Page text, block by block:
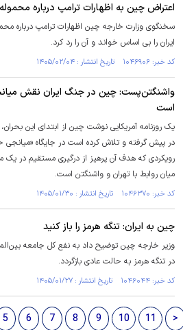
اعتراض چین به اظهارات ترامپ درباره
سخنگوی وزارت خارجه چین اظهارات ترامپ درباره
ایران را بی اساس خواند و آن را رد کرد.
کد خبر: ۱۰۴۶۹۰۶ تاریخ انتشار : ۱۴۰۵/۰۲/۰۴
واشنگتن‌پست: چین در جنگ ایران نقش
است
یک روزنامه آمریکایی نوشت چین از ابتدای این
در پیش گرفته و تلاش کرده است در جایگاه
رویکردی که هدف آن پرهیز از درگیری مستقیم در یک
میان روابط با تهران و واشنگتن است.
کد خبر: ۱۰۴۶۳۷۰ تاریخ انتشار : ۱۴۰۵/۰۱/۳۰
چین به ایران: تنگه هرمز را باز کنید
وزیر خارجه چین توضیح داد به نفع کل جامعه
در تنگه هرمز به ​​حالت عادی بازگردد.
کد خبر: ۱۰۴۶۰۴۴ تاریخ انتشار : ۱۴۰۵/۰۱/۲۷
5 6 7 8 9 10 11 >